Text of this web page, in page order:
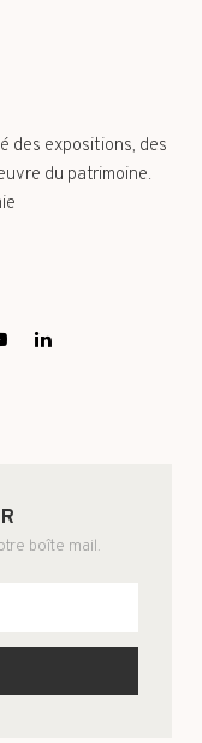
des expositions, des
du patrimoine.
boîte mail.